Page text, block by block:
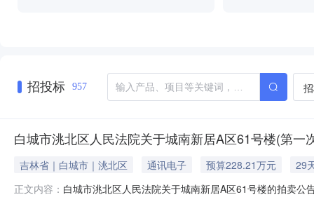
招投标 957
白城市洮北区人民法院关于城南新居A区61号楼(第一
吉林省｜白城市｜洮北区 通讯电子 预算228.21万元
29
正文内容： 白城市洮北区人民法院关于城南新居A区61号楼的拍卖